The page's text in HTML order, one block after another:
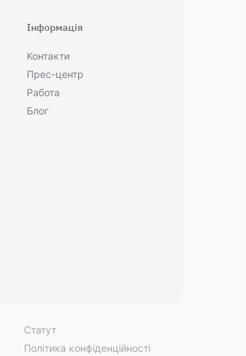
Інформація
Контакти
Прес-центр
Работа
Блог
Статут
Політика конфіденційності